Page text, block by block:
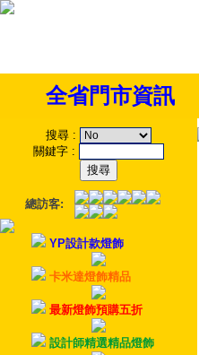
全省門市資訊
搜尋 :
關鍵字 :
總訪客:
YP設計款燈飾
卡米達燈飾精品
最新燈飾預購五折
設計師精選精品燈飾